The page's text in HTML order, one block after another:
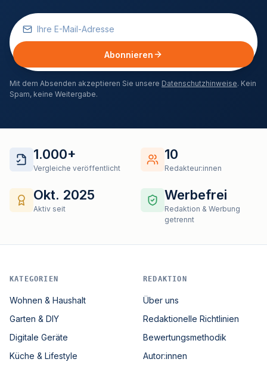
Abonnieren
Mit dem Absenden akzeptieren Sie unsere Datenschutzhinweise. Kein
Spam, keine Weitergabe.
1.000+
Vergleiche veröffentlicht
10
Redakteur:innen
Okt. 2025
Aktiv seit
Werbefrei
Redaktion & Werbung
getrennt
KATEGORIEN
Wohnen & Haushalt
Garten & DIY
Digitale Geräte
Küche & Lifestyle
REDAKTION
Über uns
Redaktionelle Richtlinien
Bewertungsmethodik
Autor:innen